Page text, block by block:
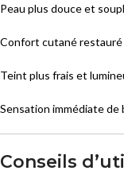
Peau plus douce et
Confort cutané restauré
Teint plus frais et
Sensation immédiate
Conseils